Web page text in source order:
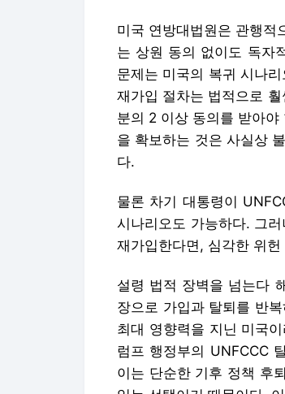
미국 연방대법원은 관행적
는 상원 동의 없이도 독자
문제는 미국의 복귀 시나
재가입 절차는 법적으로
분의 2 이상 동의를 받아
을 확보하는 것은 사실상
다.
물론 차기 대통령이
시나리오도 가능하다. 그
재가입한다면, 심각한 위
설령 법적 장벽을 넘는다
장으로 가입과 탈퇴를 반
최대 영향력을 지닌 미국
럼프 행정부의 UNFCCC
이는 단순한 기후 정책 후